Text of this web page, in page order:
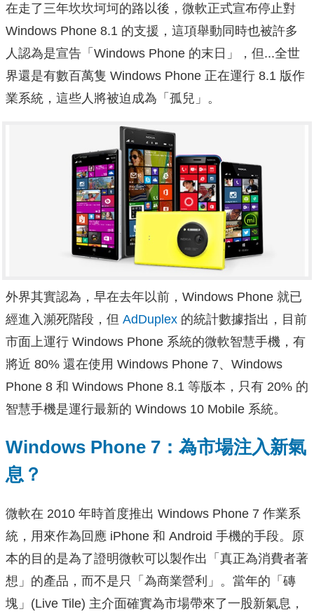
在走了三年坎坎坷坷的路以後，微軟正式宣布停止對
Windows Phone 8.1 的支援，這項舉動同時也被許多
人認為是宣告「Windows Phone 的末日」，但...全世
界還是有數百萬隻 Windows Phone 正在運行 8.1 版作
業系統，這些人將被迫成為「孤兒」。
外界其實認為，早在去年以前，Windows Phone 就已
經進入瀕死階段，但 AdDuplex 的統計數據指出，目前
市面上運行 Windows Phone 系統的微軟智慧手機，有
將近 80% 還在使用 Windows Phone 7、Windows
Phone 8 和 Windows Phone 8.1 等版本，只有 20% 的
智慧手機是運行最新的 Windows 10 Mobile 系統。
Windows Phone 7：為市場注入新氣
息？
微軟在 2010 年時首度推出 Windows Phone 7 作業系
統，用來作為回應 iPhone 和 Android 手機的手段。原
本的目的是為了證明微軟可以製作出「真正為消費者著
想」的產品，而不是只「為商業營利」。當年的「磚
塊」(Live Tile) 主介面確實為市場帶來了一股新氣息，